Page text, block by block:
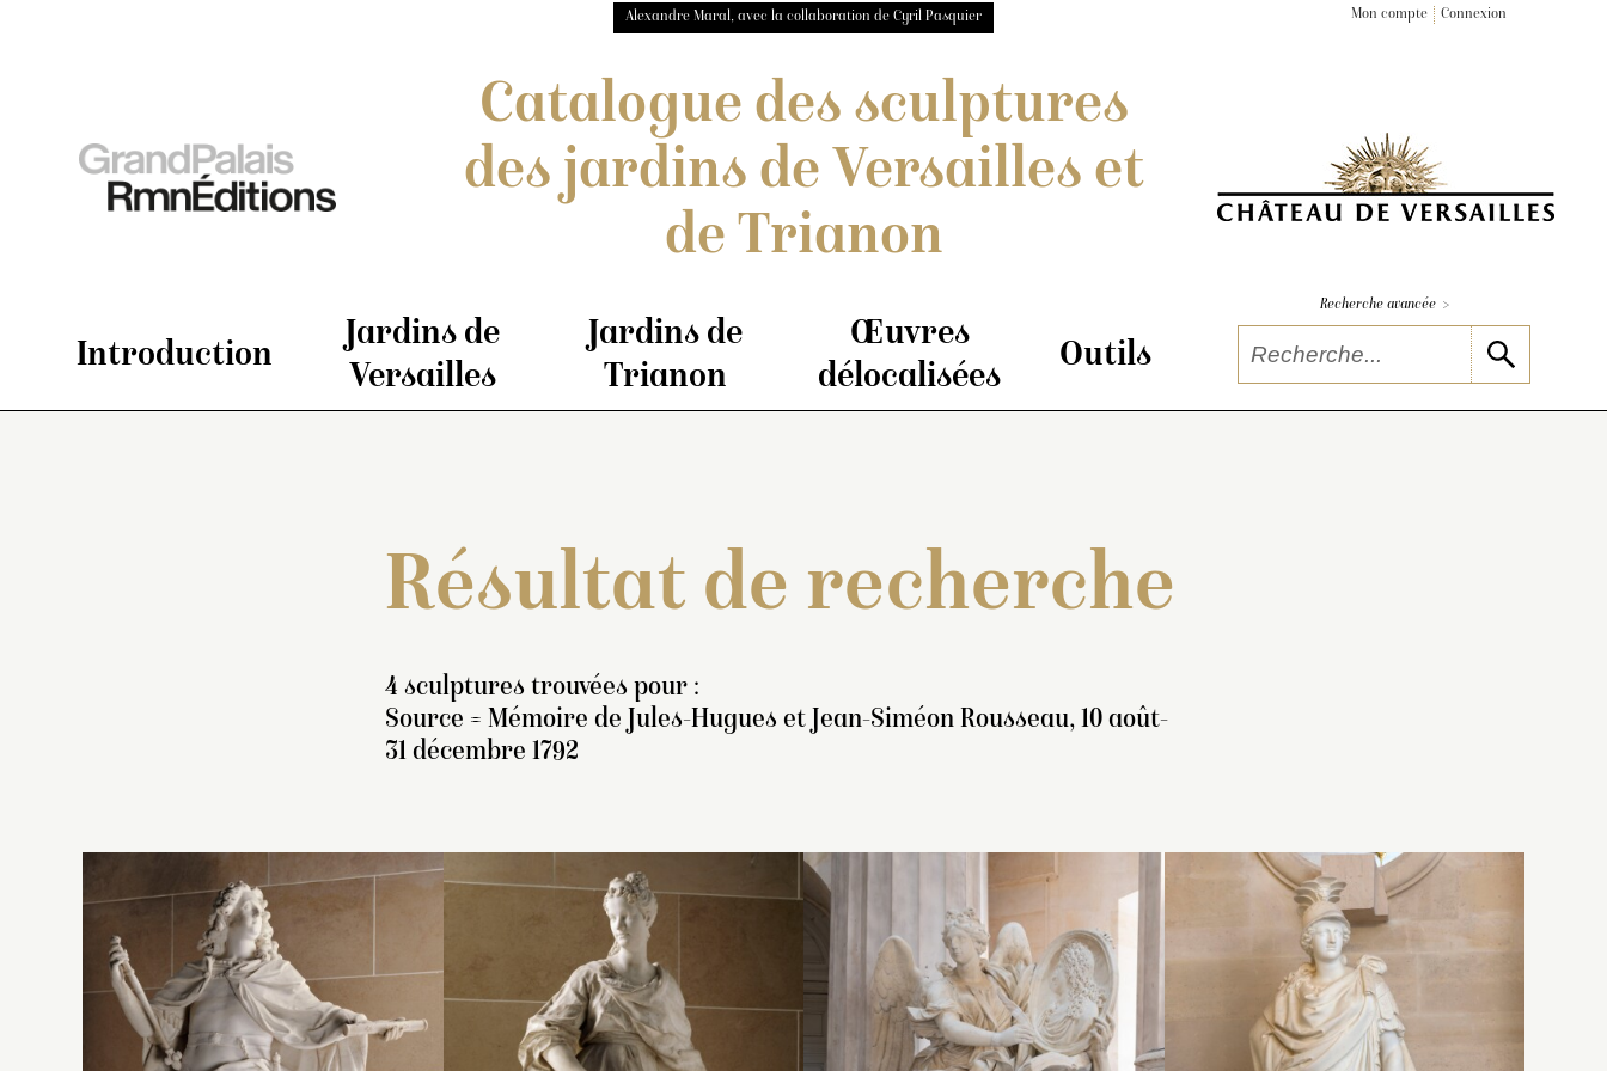
Alexandre Maral, avec la collaboration de Cyril Pasquier Mon compte Connexion
Catalogue des sculptures
des jardins de Versailles et
de Trianon
Introduction
Jardins de
Versailles
Jardins de
Trianon
Œuvres
délocalisées
Outils
Recherche avancée >
Résultat de recherche
4 sculptures trouvées pour :
Source = Mémoire de Jules-Hugues et Jean-Siméon Rousseau, 10 août-
31 décembre 1792
Barbet de Jouy, 1855 :
« [Louis XV] est debout, la
main droite soutenue par un
sceptre dont une des
Barbet de Jouy, 1855 :
« Debout, cachée un peu
plus qu’à demi par des
draperies flottantes, [Marie
Inventaire de 1707 : « Un
grouppe de marbre blanc,
représentant l’Histoire
des aisles. Elle est assise
Inventaire de 1707 : « Une
statue de marbre blanc, en
pied, représentantl’Europe
sous la figure d’une femme,